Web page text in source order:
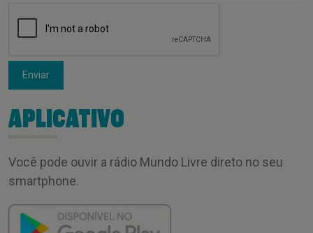
Enviar
APLICATIVO
Você pode ouvir a rádio Mundo Livre direto no seu
smartphone.